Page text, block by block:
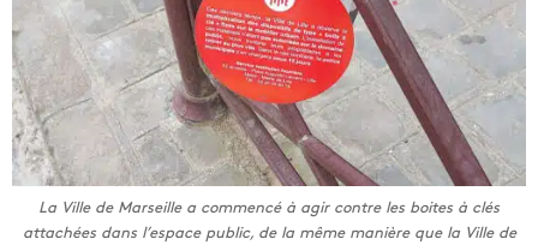
La Ville de Marseille a commencé à agir contre les boites à clés
attachées dans l’espace public, de la même manière que la Ville de